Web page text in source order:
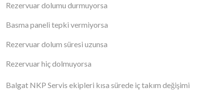
Rezervuar dolumu durmuyorsa
Basma paneli tepki vermiyorsa
Rezervuar dolum süresi uzunsa
Rezervuar hiç dolmuyorsa
Balgat NKP Servis ekipleri kısa sürede iç takım değişimi